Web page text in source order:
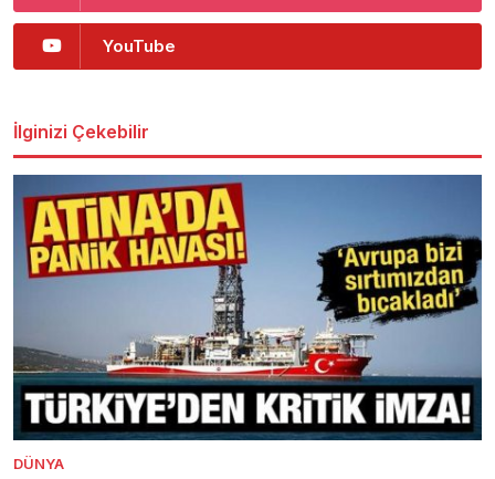
YouTube
İlginizi Çekebilir
DÜNYA